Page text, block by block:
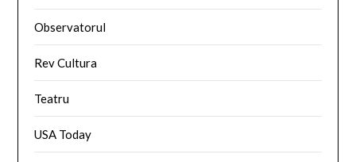
Observatorul
Rev Cultura
Teatru
USA Today